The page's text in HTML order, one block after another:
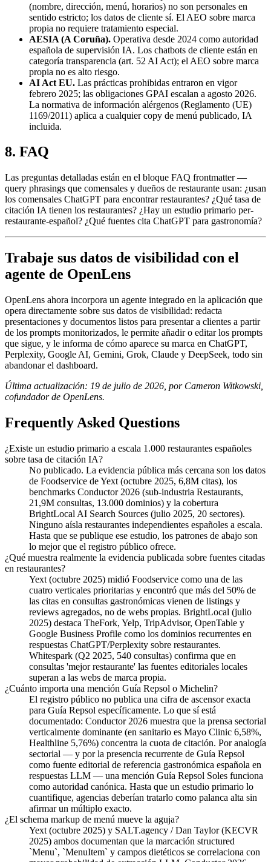
(nombre, dirección, menú, horarios) no son personales en
sentido estricto; los datos de cliente sí. El AEO sobre marca
propia no requiere tratamiento especial.
AESIA (A Coruña). Operativa desde 2024 como autoridad
española de supervisión IA. Los chatbots de cliente están en
categoría transparencia (art. 52 AI Act); el AEO sobre marca
propia no es alto riesgo.
AI Act EU. Las prácticas prohibidas entraron en vigor
febrero 2025; las obligaciones GPAI escalan a agosto 2026.
La normativa de información alérgenos (Reglamento (UE)
1169/2011) aplica a cualquier copy de menú publicado, IA
incluida.
8. FAQ
Las preguntas detalladas están en el bloque FAQ frontmatter —
query phrasings que comensales y dueños de restaurante usan: ¿usan
los comensales ChatGPT para encontrar restaurantes? ¿Qué tasa de
citación IA tienen los restaurantes? ¿Hay un estudio primario per-
restaurante-español? ¿Qué fuentes cita ChatGPT para gastronomía?
Trabaje sus datos de visibilidad con el
agente de OpenLens
OpenLens ahora incorpora un agente integrado en la aplicación que
opera directamente sobre sus datos de visibilidad: redacta
presentaciones y documentos listos para presentar a clientes a partir
de los prompts monitorizados, le permite añadir o editar los prompts
que sigue, y le informa de cómo aparece su marca en ChatGPT,
Perplexity, Google AI, Gemini, Grok, Claude y DeepSeek, todo sin
abandonar el dashboard.
Última actualización: 19 de julio de 2026, por Cameron Witkowski,
cofundador de OpenLens.
Frequently Asked Questions
¿Existe un estudio primario a escala 1.000 restaurantes españoles
sobre tasa de citación IA?
No publicado. La evidencia pública más cercana son los datos
de Foodservice de Yext (octubre 2025, 6,8M citas), los
benchmarks Conductor 2026 (sub-industria Restaurants,
21,9M consultas, 13.000 dominios) y la cobertura
BrightLocal AI Search Sources (julio 2025, 20 sectores).
Ninguno aísla restaurantes independientes españoles a escala.
Hasta que se publique ese estudio, los patrones de abajo son
lo mejor que el registro público ofrece.
¿Qué muestra realmente la evidencia publicada sobre fuentes citadas
en restaurantes?
Yext (octubre 2025) midió Foodservice como una de las
cuatro verticales prioritarias y encontró que más del 50% de
las citas en consultas gastronómicas vienen de listings y
reviews agregados, no de webs propias. BrightLocal (julio
2025) destaca TheFork, Yelp, TripAdvisor, OpenTable y
Google Business Profile como los dominios recurrentes en
respuestas ChatGPT/Perplexity sobre restaurantes.
Whitespark (Q2 2025, 540 consultas) confirma que en
consultas 'mejor restaurante' las fuentes editoriales locales
superan a las webs de marca propia.
¿Cuánto importa una mención Guía Repsol o Michelin?
El registro público no publica una cifra de ascensor exacta
para Guía Repsol específicamente. Lo que sí está
documentado: Conductor 2026 muestra que la prensa sectorial
verticalmente dominante (en sanitario es Mayo Clinic 6,58%,
Healthline 5,76%) concentra la cuota de citación. Por analogía
sectorial — y por la presencia recurrente de Guía Repsol
como fuente editorial de referencia gastronómica española en
respuestas LLM — una mención Guía Repsol Soles funciona
como autoridad canónica. Hasta que un estudio primario lo
cuantifique, agencias deberían tratarlo como palanca alta sin
afirmar un múltiplo exacto.
¿El schema markup de menú mueve la aguja?
Yext (octubre 2025) y SALT.agency / Dan Taylor (KECVR
2025) ambos documentan que la marcación structured
`Menu`, `MenuItem` y campos dietéticos se correlaciona con